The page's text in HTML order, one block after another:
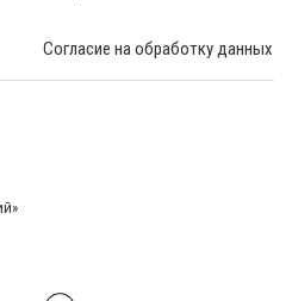
Согласие на обработку данных